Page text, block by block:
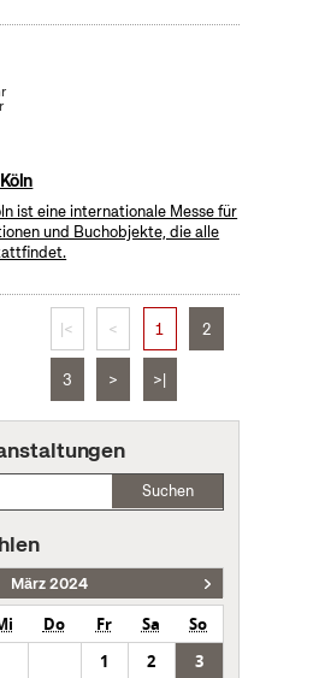
ist eine internationale Messe für
und Buchobjekte, die alle
|< < 1 2
3 > >|
Suchen
März 2024
Do Fr Sa
So
1
2
3